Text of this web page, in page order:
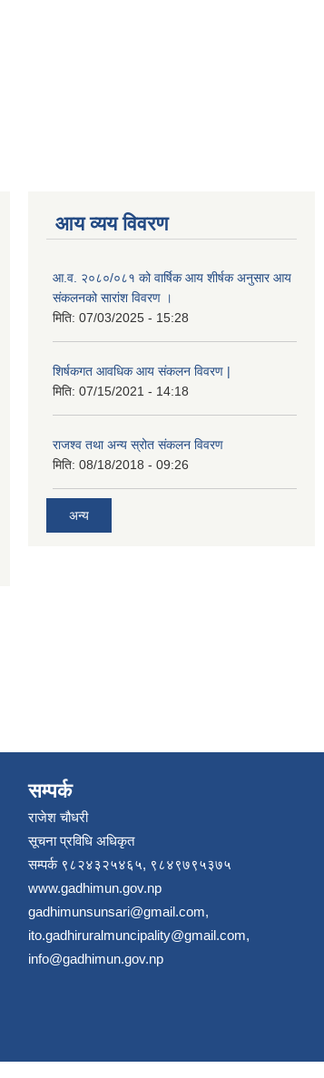
आय व्यय विवरण
आ.व. २०८०/०८१ को वार्षिक आय शीर्षक अनुसार आय
संकलनको सारांश विवरण ।
मिति: 07/03/2025 - 15:28
शिर्षकगत आवधिक आय संकलन विवरण |
मिति: 07/15/2021 - 14:18
राजश्व तथा अन्य स्रोत संकलन विवरण
मिति: 08/18/2018 - 09:26
अन्य
सम्पर्क
राजेश चौधरी
सूचना प्रविधि अधिकृत
सम्पर्क ९८२४३२५४६५, ९८४९७९५३७५
www.gadhimun.gov.np
gadhimunsunsari@gmail.com,
ito.gadhiruralmuncipality@gmail.com,
info@gadhimun.gov.np